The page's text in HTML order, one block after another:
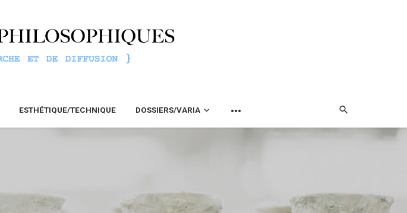
ESTHÉTIQUE/TECHNIQUE DOSSIERS/VARIA